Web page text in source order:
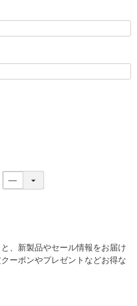
、新製品やセール情報をお届け
ーポンやプレゼントなどお得な